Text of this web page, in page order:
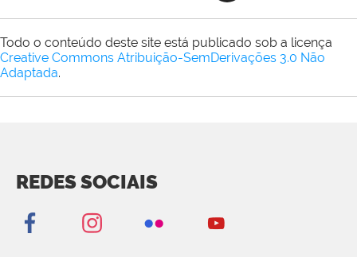
Todo o conteúdo deste site está publicado sob a licença
Creative Commons Atribuição-SemDerivações 3.0 Não
Adaptada.
REDES SOCIAIS